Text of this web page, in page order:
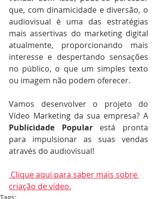
que, com dinamicidade e diversão, o
audiovisual é uma das estratégias
mais assertivas do marketing digital
atualmente, proporcionando mais
interesse e despertando sensações
no público, o que um simples texto
ou imagem não podem oferecer.
Vamos desenvolver o projeto do
Publicidade Popular está pronta
para impulsionar as suas vendas
através do audiovisual!
criação de vídeo.